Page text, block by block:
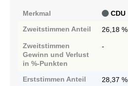
Merkmal
CDU
Zweitstimmen Anteil 26,18 %
Zweitstimmen
Gewinn und Verlust
in %-Punkten
-
Erststimmen Anteil 28,37 %